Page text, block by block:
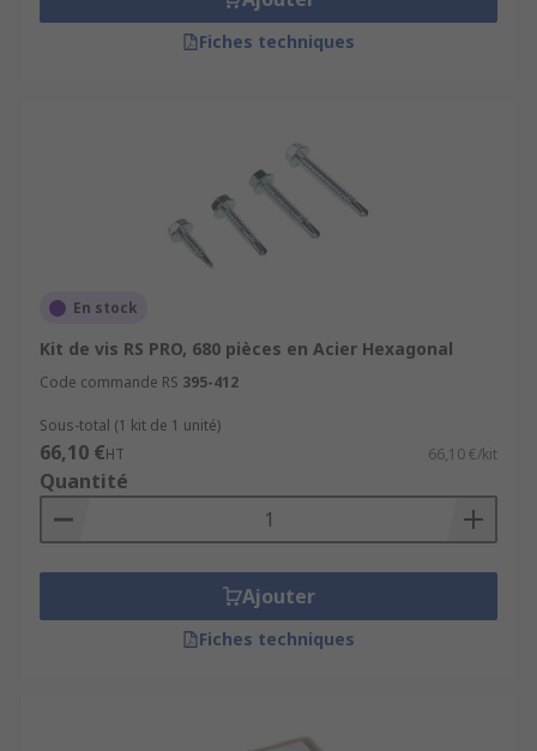
Fiches techniques
En stock
Kit de vis RS PRO, 680 pièces en Acier Hexagonal
Code commande RS 395-412
Sous-total (1 kit de 1 unité)
66,10 €HT 66,10 €/kit
Quantité
Ajouter
Fiches techniques